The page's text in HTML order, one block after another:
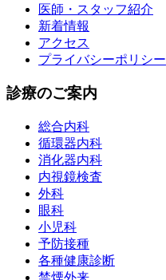
医師・スタッフ紹介
新着情報
アクセス
プライバシーポリシー
診療のご案内
総合内科
循環器内科
消化器内科
内視鏡検査
外科
眼科
小児科
予防接種
各種健康診断
禁煙外来